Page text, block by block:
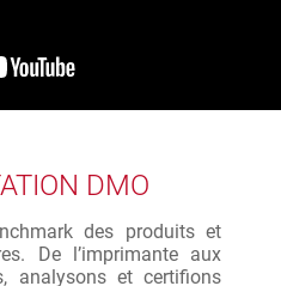
DMO
des produits et
De l’imprimante aux
analysons et certifions